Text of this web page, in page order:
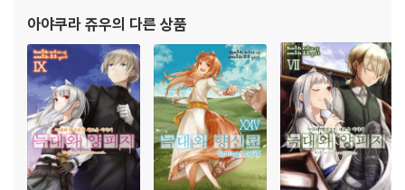
아야쿠라 쥬우의 다른 상품